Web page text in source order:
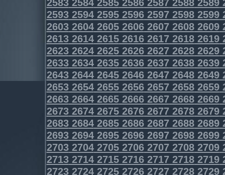
2593259425952596259725982599
2603260426052606260726082609
2613261426152616261726182619
2623262426252626262726282629
2633263426352636263726382639
2643264426452646264726482649
2653265426552656265726582659
2663266426652666266726682669
2673267426752676267726782679
2683268426852686268726882689
2693269426952696269726982699
2703270427052706270727082709
2713271427152716271727182719
2723272427252726272727282729